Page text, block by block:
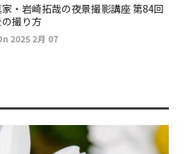
・岩崎拓哉の夜景撮影講座 第84回
撮り方
2025 2月 07